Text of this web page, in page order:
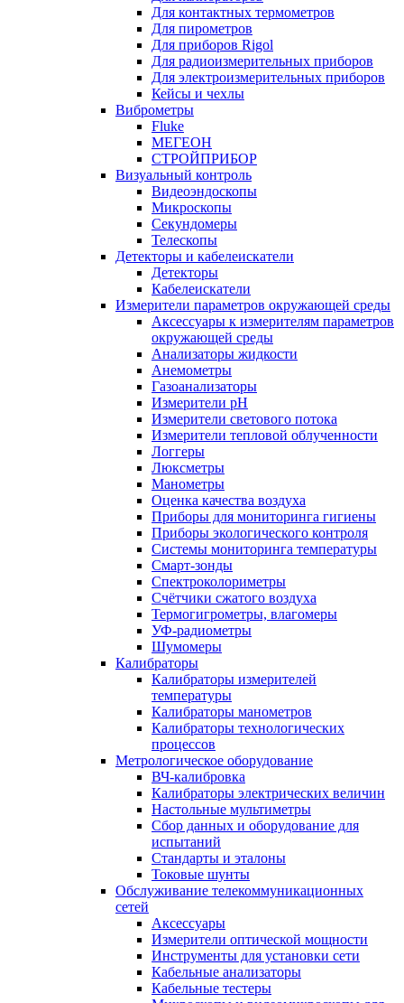
Для контактных термометров
Для пирометров
Для приборов Rigol
Для радиоизмерительных приборов
Для электроизмерительных приборов
Кейсы и чехлы
Виброметры
Fluke
МЕГЕОН
СТРОЙПРИБОР
Визуальный контроль
Видеоэндоскопы
Микроскопы
Секундомеры
Телескопы
Детекторы и кабелеискатели
Детекторы
Кабелеискатели
Измерители параметров окружающей среды
Аксессуары к измерителям параметров
окружающей среды
Анализаторы жидкости
Анемометры
Газоанализаторы
Измерители pH
Измерители светового потока
Измерители тепловой облученности
Логгеры
Люксметры
Манометры
Оценка качества воздуха
Приборы для мониторинга гигиены
Приборы экологического контроля
Системы мониторинга температуры
Смарт-зонды
Спектроколориметры
Счётчики сжатого воздуха
Термогигрометры, влагомеры
УФ-радиометры
Шумомеры
Калибраторы
Калибраторы измерителей
температуры
Калибраторы манометров
Калибраторы технологических
процессов
Метрологическое оборудование
ВЧ-калибровка
Калибраторы электрических величин
Настольные мультиметры
Сбор данных и оборудование для
испытаний
Стандарты и эталоны
Токовые шунты
Обслуживание телекоммуникационных
сетей
Аксессуары
Измерители оптической мощности
Инструменты для установки сети
Кабельные анализаторы
Кабельные тестеры